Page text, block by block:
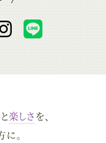
オ
ー
と楽しさ を、
に。